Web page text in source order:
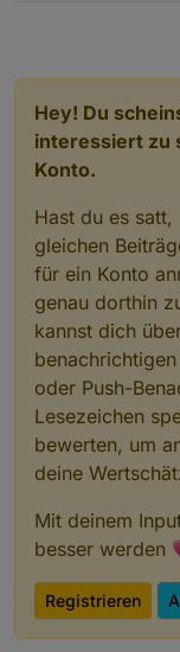
Hey! Du
interessiert zu
Konto.
Hast du es
gleichen
für ein Konto
genau dorthin
kannst dich
oder Push-
Lesezeichen
bewerten, um
deine
Mit deinem
besser werden
Registrieren